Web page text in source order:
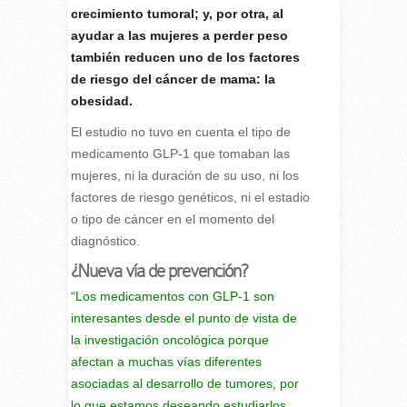
crecimiento tumoral; y, por otra, al
ayudar a las mujeres a perder peso
también reducen uno de los factores
de riesgo del cáncer de mama: la
obesidad.
El estudio no tuvo en cuenta el tipo de
medicamento GLP-1 que tomaban las
mujeres, ni la duración de su uso, ni los
factores de riesgo genéticos, ni el estadio
o tipo de cáncer en el momento del
diagnóstico.
¿Nueva vía de prevención?
“Los medicamentos con GLP-1 son
interesantes desde el punto de vista de
la investigación oncológica porque
afectan a muchas vías diferentes
asociadas al desarrollo de tumores, por